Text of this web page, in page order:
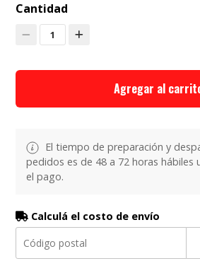
Cantidad
1
Agregar al
El tiempo de preparación y
pedidos es de 48 a 72 horas hábiles
el pago.
Calculá el costo de envío